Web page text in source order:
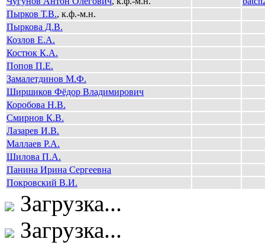
Пырков Т.В., к.ф.-м.н.
Пыркова Д.В.
Козлов Е.А.
Костюк К.А.
Попов П.Е.
Замалетдинов М.Ф.
Ширшиков Фёдор Владимирович
Коробова Н.В.
Смирнов К.В.
Лазарев И.В.
Маллаев Р.А.
Шилова П.А.
Панина Ирина Сергеевна
Покровский В.И.
Загрузка...
Загрузка...